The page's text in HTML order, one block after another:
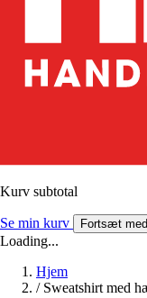
Kurv subtotal
Se min kurv Fortsæt
Loading...
Hjem
/ Sweatshirt med